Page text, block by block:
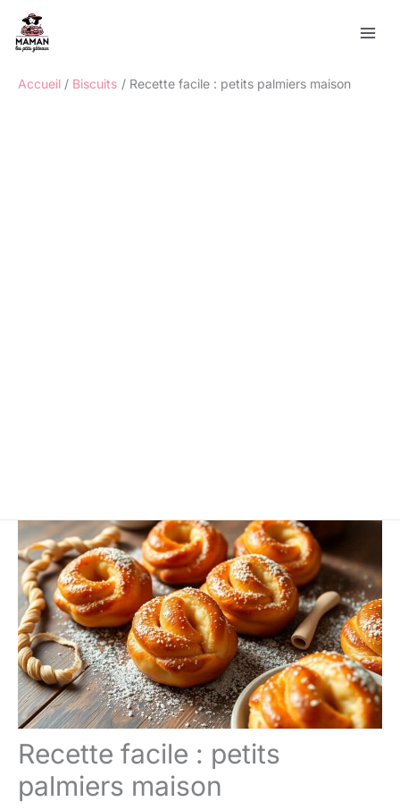
contenu
Accueil
Biscuits Recette facile : petits palmiers maison
Recette facile : petits
palmiers maison
Rechercher